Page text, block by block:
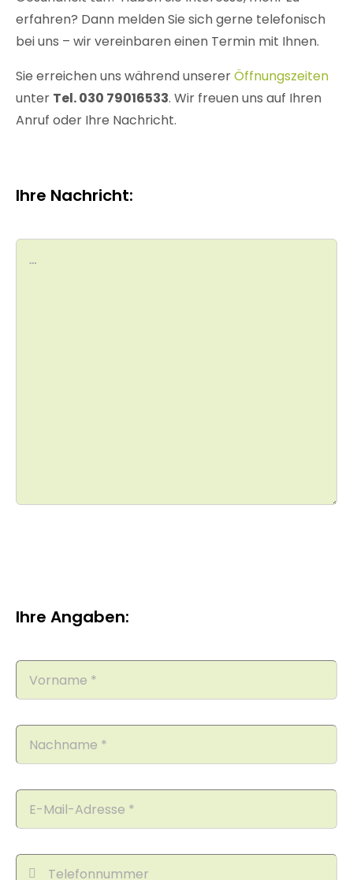
erfahren? Dann melden Sie sich gerne telefonisch
bei uns – wir vereinbaren einen Termin mit Ihnen.
Sie erreichen uns während unsererÖffnungszeiten
unter Tel. 030 79016533. Wir freuen uns auf Ihren
Anruf oder Ihre Nachricht.
Ihre Nachricht:
Ihre Angaben: